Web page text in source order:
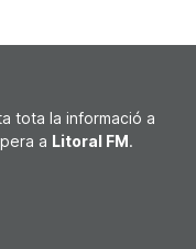
tota la informació a
a Litoral FM.